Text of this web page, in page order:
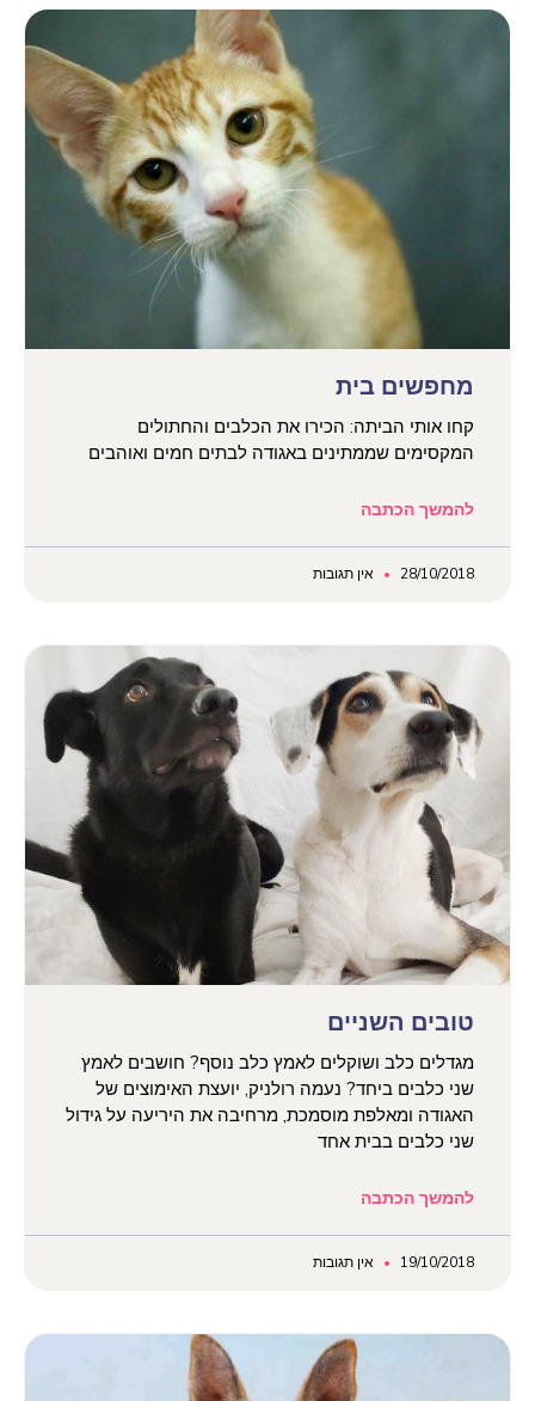
מחפשים בית
קחו אותי הביתה: הכירו את הכלבים והחתולים
המקסימים שממתינים באגודה לבתים חמים ואוהבים
להמשך הכתבה
28/10/2018 אין תגובות
טובים השניים
מגדלים כלב ושוקלים לאמץ כלב נוסף? חושבים לאמץ
שני כלבים ביחד? נעמה רולניק, יועצת האימוצים של
האגודה ומאלפת מוסמכת, מרחיבה את היריעה על גידול
שני כלבים בבית אחד
להמשך הכתבה
19/10/2018 אין תגובות